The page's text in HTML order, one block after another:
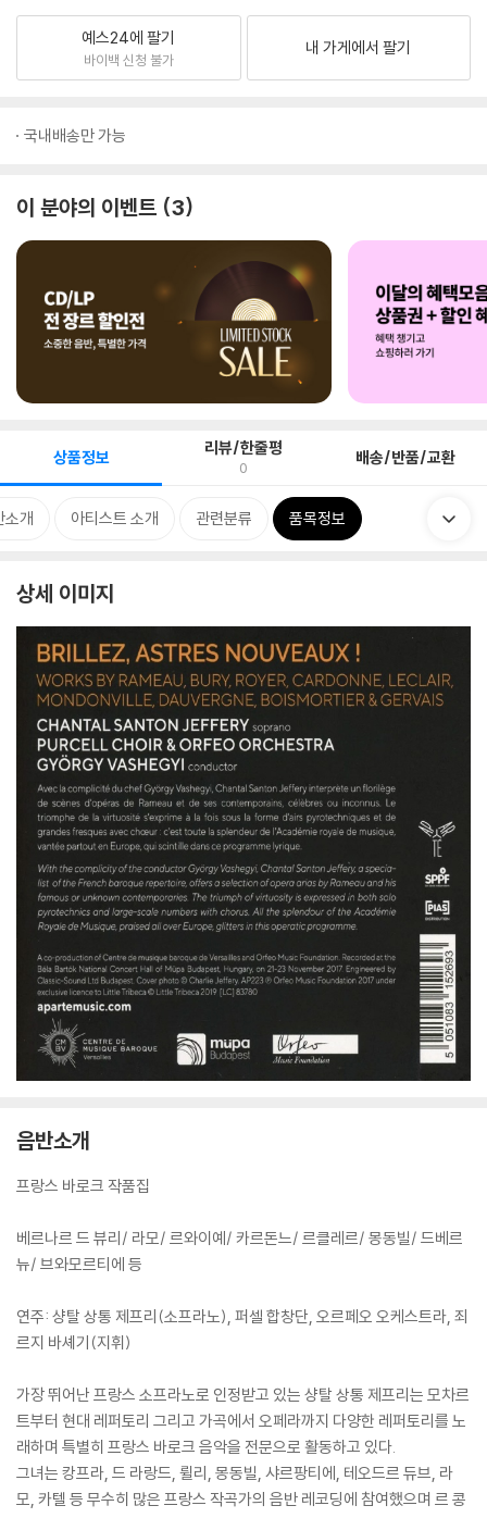
예스24에 팔기
바이백 신청 불가
내 가게에서 팔기
국내배송만 가능
이 분야의 이벤트 3
상품정보 리뷰/한줄평
0 배송/반품/교환
소개 아티스트 소개 관련분류 품목정보
상세 이미지
음반소개
프랑스 바로크 작품집
베르나르 드 뷰리/ 라모/ 르와이예/ 카르돈느/ 르클레르/ 몽동빌/ 드베르
뉴/ 브와모르티에 등
연주: 샹탈 상통 제프리(소프라노), 퍼셀 합창단, 오르페오 오케스트라, 죄
르지 바셰기(지휘)
가장 뛰어난 프랑스 소프라노로 인정받고 있는 샹탈 상통 제프리는 모차르
트부터 현대 레퍼토리 그리고 가곡에서 오페라까지 다양한 레퍼토리를 노
래하며 특별히 프랑스 바로크 음악을 전문으로 활동하고 있다.
그녀는 캉프라, 드 라랑드, 륄리, 몽동빌, 샤르팡티에, 테오드르 듀브, 라
모, 카텔 등 무수히 많은 프랑스 작곡가의 음반 레코딩에 참여했으며 르 콩